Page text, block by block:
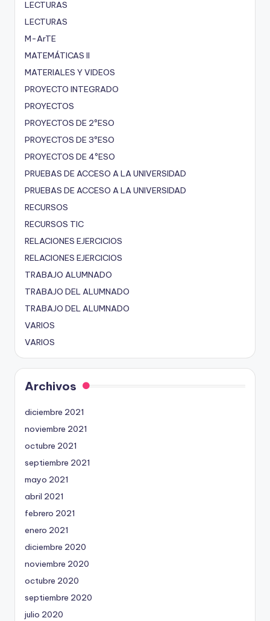
LECTURAS
LECTURAS
M-ArTE
MATEMÁTICAS II
MATERIALES Y VIDEOS
PROYECTO INTEGRADO
PROYECTOS
PROYECTOS DE 2ºESO
PROYECTOS DE 3ºESO
PROYECTOS DE 4ºESO
PRUEBAS DE ACCESO A LA UNIVERSIDAD
PRUEBAS DE ACCESO A LA UNIVERSIDAD
RECURSOS
RECURSOS TIC
RELACIONES EJERCICIOS
RELACIONES EJERCICIOS
TRABAJO ALUMNADO
TRABAJO DEL ALUMNADO
TRABAJO DEL ALUMNADO
VARIOS
VARIOS
Archivos
diciembre 2021
noviembre 2021
octubre 2021
septiembre 2021
mayo 2021
abril 2021
febrero 2021
enero 2021
diciembre 2020
noviembre 2020
octubre 2020
septiembre 2020
julio 2020